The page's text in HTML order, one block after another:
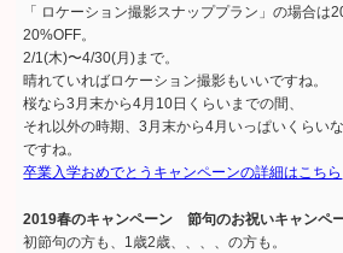
「 ロケーション撮影スナッププラン」の場合
20%OFF。
2/1(木)〜4/30(月)まで。
晴れていればロケーション撮影もいいですね。
桜なら3月末から4月10日くらいまでの間、
それ以外の時期、3月末から4月いっぱいくらい
ですね。
卒業入学おめでとうキャンペーンの詳細はこちら
2019春のキャンペーン 節句のお祝いキャンペ
初節句の方も、1歳2歳、、、、の方も。